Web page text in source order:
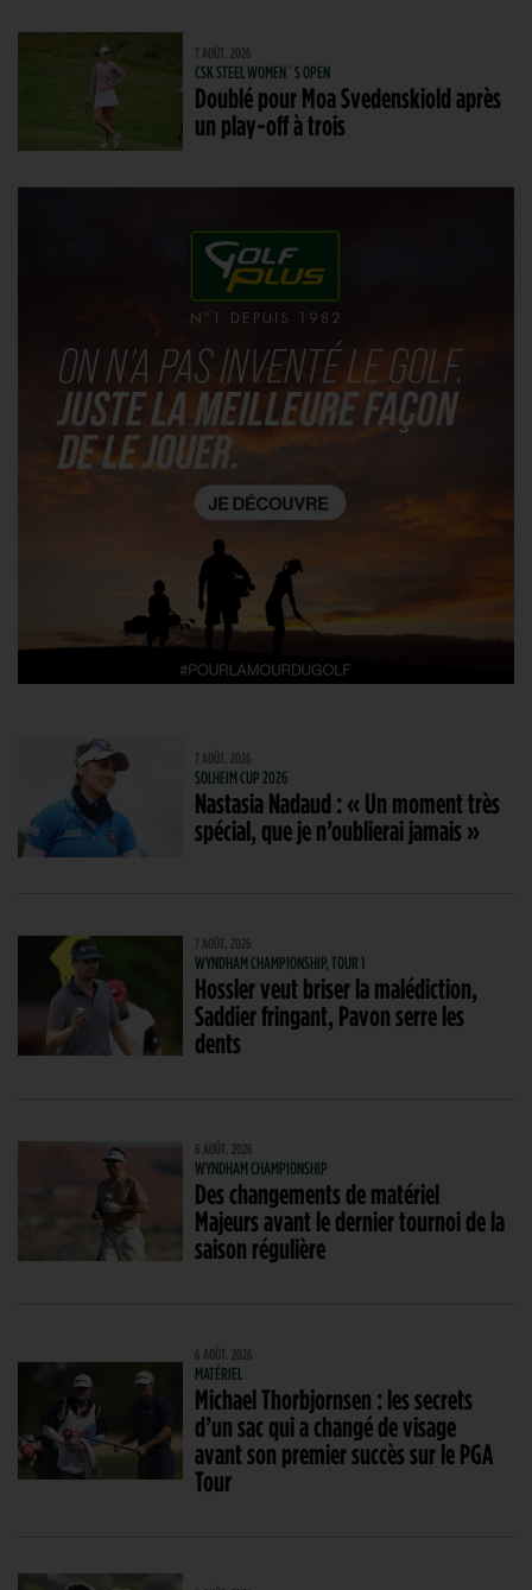
7 AOÛT. 2026
CSK STEEL WOMEN´S OPEN
Doublé pour Moa Svedenskiold après
un play-off à trois
7 AOÛT. 2026
SOLHEIM CUP 2026
Nastasia Nadaud : « Un moment très
spécial, que je n’oublierai jamais »
7 AOÛT. 2026
WYNDHAM CHAMPIONSHIP, TOUR 1
Hossler veut briser la malédiction,
Saddier fringant, Pavon serre les
dents
6 AOÛT. 2026
WYNDHAM CHAMPIONSHIP
Des changements de matériel
Majeurs avant le dernier tournoi de la
saison régulière
6 AOÛT. 2026
MATÉRIEL
Michael Thorbjornsen : les secrets
d’un sac qui a changé de visage
avant son premier succès sur le PGA
Tour